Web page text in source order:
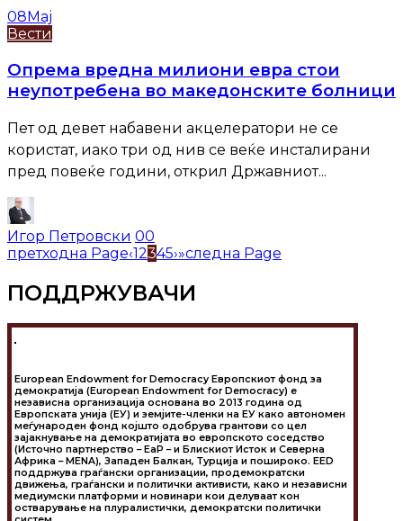
08 Мај
Вести
Опрема вредна милиони евра стои
неупотребена во македонските болници
Пет од девет набавени акцелератори не се
користат, иако три од нив се веќе инсталирани
пред повеќе години, открил Државниот...
Игор Петровски 00
претходна Page‹12345›»следна Page
ПОДДРЖУВАЧИ
European Endowment for Democracy Европскиот фонд за
демократија (European Endowment for Democracy) е
независна организација основана во 2013 година од
Европската унија (ЕУ) и земјите-членки на ЕУ како автономен
меѓународен фонд којшто одобрува грантови со цел
зајакнување на демократијата во европското соседство
(Источно партнерство – EaP – и Блискиот Исток и Северна
Африка – MENA), Западен Балкан, Турција и пошироко. EED
поддржува граѓански организации, продемократски
движења, граѓански и политички активисти, како и независни
медиумски платформи и новинари кои делуваат кон
остварување на плуралистички, демократски политички